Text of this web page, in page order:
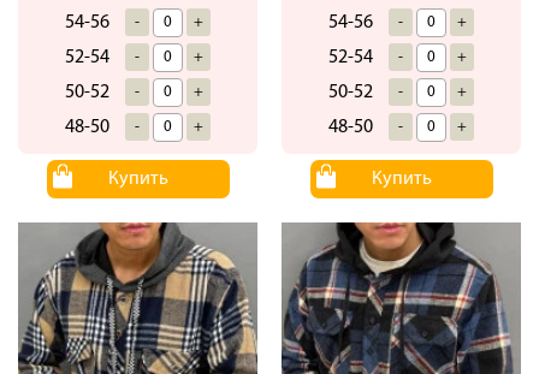
54-56 - +
52-54 - +
50-52 - +
48-50 - +
Купить
54-56 - +
52-54 - +
50-52 - +
48-50 - +
Купить